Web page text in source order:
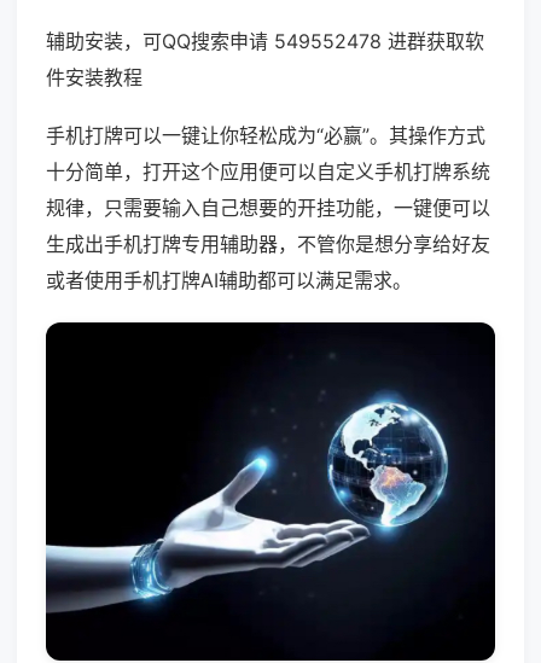
辅助安装，可QQ搜索申请 549552478 进群获取软
件安装教程
手机打牌可以一键让你轻松成为“必赢”。其操作方式
十分简单，打开这个应用便可以自定义手机打牌系统
规律，只需要输入自己想要的开挂功能，一键便可以
生成出手机打牌专用辅助器，不管你是想分享给好友
或者使用手机打牌AI辅助都可以满足需求。